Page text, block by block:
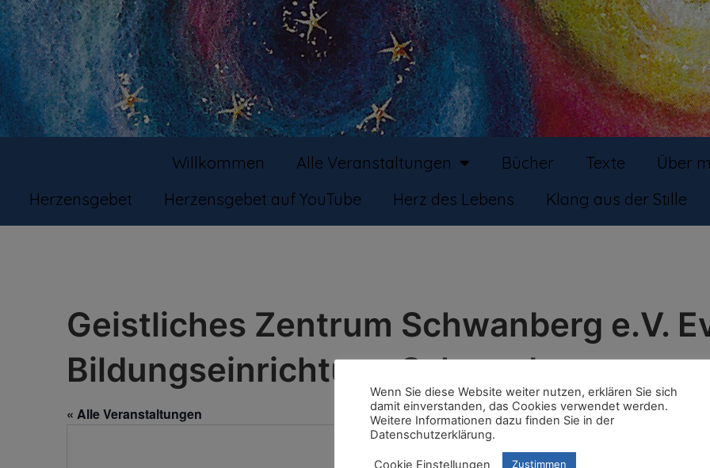
Willkommen Alle Veranstaltungen Bücher Texte
Über
Herzensgebet
Herzensgebet auf YouTube Herz des Lebens Klang aus der Stille
Geistliches Zentrum Schwanberg e.V.
Bildungseinrichtung Schwanberg
« Alle Veranstaltungen
Wenn Sie diese Website weiter nutzen, erklären Sie sich
damit einverstanden, das Cookies verwendet werden.
Weitere Informationen dazu finden Sie in der
Datenschutzerklärung.
Cookie Einstellungen Zustimmen